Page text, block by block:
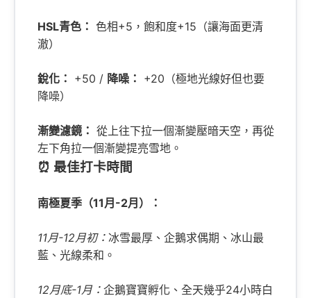
HSL青色： 色相+5，飽和度+15（讓海面更清
澈）
銳化： +50 / 降噪： +20（極地光線好但也要
降噪）
漸變濾鏡： 從上往下拉一個漸變壓暗天空，再從
左下角拉一個漸變提亮雪地。
⏰ 最佳打卡時間
南極夏季（11月-2月）：
11月-12月初： 冰雪最厚、企鵝求偶期、冰山最
藍、光線柔和。
12月底-1月： 企鵝寶寶孵化、全天幾乎24小時白